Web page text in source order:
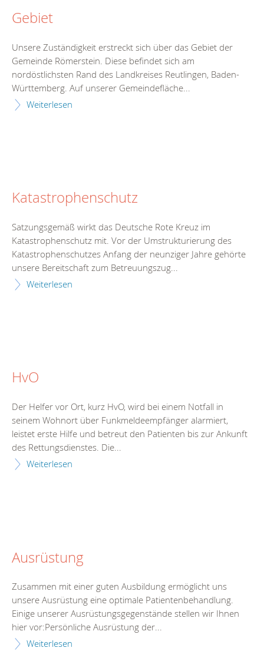
Gebiet
Unsere Zuständigkeit erstreckt sich über das Gebiet der
Gemeinde Römerstein. Diese befindet sich am
nordöstlichsten Rand des Landkreises Reutlingen, Baden-
Württemberg. Auf unserer Gemeindefläche...
Weiterlesen
Katastrophenschutz
Satzungsgemäß wirkt das Deutsche Rote Kreuz im
Katastrophenschutz mit. Vor der Umstrukturierung des
Katastrophenschutzes Anfang der neunziger Jahre gehörte
unsere Bereitschaft zum Betreuungszug...
Weiterlesen
HvO
Der Helfer vor Ort, kurz HvO, wird bei einem Notfall in
seinem Wohnort über Funkmeldeempfänger alarmiert,
leistet erste Hilfe und betreut den Patienten bis zur Ankunft
des Rettungsdienstes. Die...
Weiterlesen
Ausrüstung
Zusammen mit einer guten Ausbildung ermöglicht uns
unsere Ausrüstung eine optimale Patientenbehandlung.
Einige unserer Ausrüstungsgegenstände stellen wir Ihnen
hier vor:Persönliche Ausrüstung der...
Weiterlesen